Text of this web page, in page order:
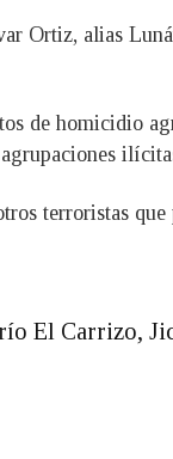
Ortiz, alias
de homicidio
terroristas que
El Carrizo,